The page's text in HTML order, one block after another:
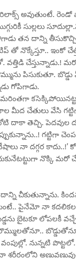
అవుతుంటే. రెండో
సుల్లలు
దాన్ని తీసుకొచ్చి.
తో నొక్కేస్తూ.. ఇంకో
వత్తిడి చేస్తున్నాడు.!
పిసుకుతూ.
గోపిగాడు.
మరింతగా
మీద చేతులు వేసి
దాకా తెచ్చి. పెదవుల
గట్టిగా
నా దగ్గర కాదు..!’
నొక్కి మరో
చీకుతున్నాను.
పైనేమో నా
బైటకూ లోపలకీ
రొమ్ములతోనూ..
నున్నటి
శరీరంలోని